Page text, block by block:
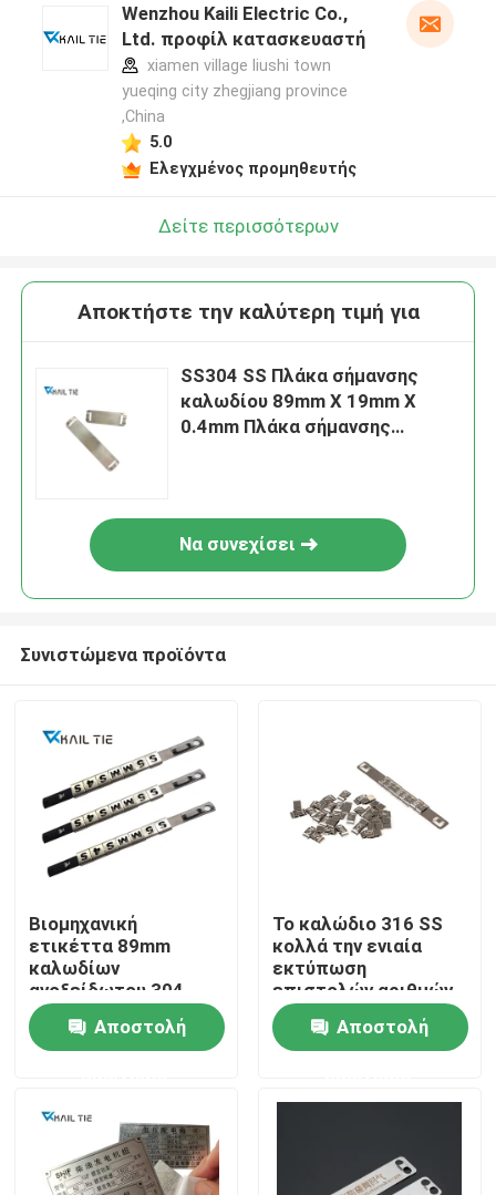
Αρχική Σελίδα
Προϊόντα
Βίντεο
Wenzhou Kaili Electric Co.,
Ltd. προφίλ κατασκευαστή
xiamen village liushi town
yueqing city zhegjiang province
,China
5.0
Ελεγχμένος προμηθευτής
Δείτε περισσότερων
Αποκτήστε την καλύτερη τιμή για
SS304 SS Πλάκα σήμανσης
καλωδίου 89mm X 19mm X
0.4mm Πλάκα σήμανσης
Να συνεχίσει
Συνιστώμενα προϊόντα
Βιομηχανική
ετικέττα 89mm
καλωδίων
ανοξείδωτου 304
χαραγμένος μήκος
δεσμός καλωδίων
Αποστολή
Το καλώδιο 316 SS
κολλά την ενιαία
εκτύπωση
επιστολών αριθμών
αποτυπώνει το
πλάτος 89mm σε
ανάγλυφο 9.5mm
Αποστολή